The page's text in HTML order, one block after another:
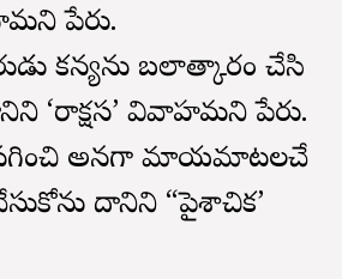
పేరు.
కన్యను బలాత్కారం చేసి
‘రాక్షస’ వివాహమని పేరు.
అనగా మాయమాటలచే
దానిని “పైశాచిక’